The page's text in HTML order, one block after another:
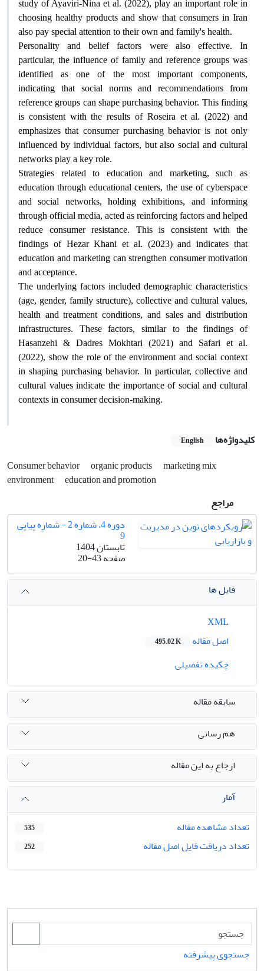
study of Ayaviri-Nina et al. (2022), play an important role in
choosing healthy products and show that consumers in Iran
also pay special attention to their own and family's health.
Personality and belief factors were also effective. In
particular, the influence of family and reference groups was
identified as one of the most important components,
indicating that social norms and recommendations from
reference groups can shape purchasing behavior. This finding
is consistent with the results of Roseira et al. (2022) and
emphasizes that consumer purchasing behavior is not only
influenced by individual factors, but also social and cultural
networks play a key role.
Strategies related to education and marketing, such as
education through educational centers, the use of cyberspace
and social networks, holding exhibitions, and informing
through official media, acted as reinforcing factors and helped
reduce consumer resistance. This is consistent with the
findings of Hezar Khani et al. (2023) and indicates that
education and marketing can strengthen consumer motivation
and acceptance.
The underlying factors included demographic characteristics
(age, gender, family structure), collective and cultural values,
health and treatment conditions, and sales and distribution
infrastructures. These factors, similar to the findings of
Hasanzehi & Dadres Mokhtari (2021) and Safari et al.
(2022), show the role of the environment and social context
in shaping purchasing behavior. In particular, collective and
cultural values ​​indicate the importance of social and cultural
contexts in consumer decision-making.
کلیدواژه‌ها English
Consumer behavior organic products
marketing mix
environment education and promotion
مراجع
دوره 4، شماره 2 - شماره پیاپی
9
تابستان 1404
صفحه20-43
فایل ها
اصل مقاله
495.02 K
چکیده تفصیلی
سابقه مقاله
هم رسانی
ارجاع به این مقاله
آمار
تعداد مشاهده مقاله
535
تعداد دریافت فایل اصل مقاله 252
جستجوی پیشرفته